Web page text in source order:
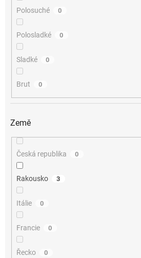
Polosuché 0
Polosladké 0
Sladké 0
Brut 0
Země
Česká republika 0
Rakousko 3
Itálie 0
Francie 0
Řecko 0